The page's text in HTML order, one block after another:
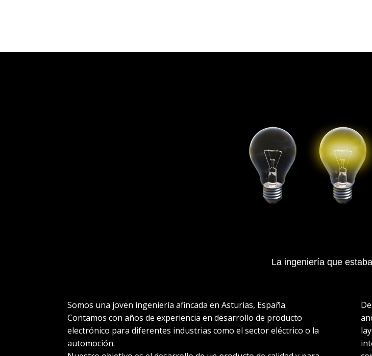
La ingeniería que
Somos una joven ingeniería afincada en Asturias, España.
Contamos con años de experiencia en desarrollo de producto
electrónico para diferentes industrias como el sector eléctrico o la
automoción.